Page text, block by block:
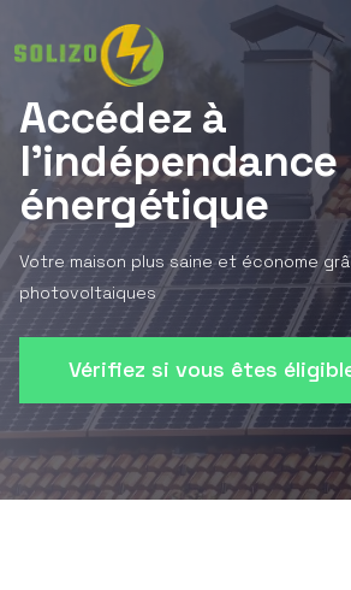
Accédez à
l'indépendance
énergétique
Votre maison plus saine et économe
photovoltaiques
Vérifiez si vous êtes